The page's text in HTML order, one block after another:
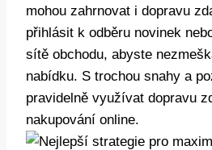
mohou zahrnovat i dopravu
přihlásit k odběru novinek
sítě obchodu, abyste
nabídku. S trochou snahy a
pravidelně využívat dopravu
nakupování online.